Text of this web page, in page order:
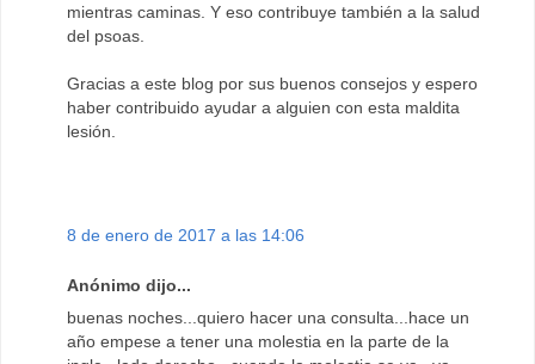
mientras caminas. Y eso contribuye también a la salud
del psoas.
Gracias a este blog por sus buenos consejos y espero
haber contribuido ayudar a alguien con esta maldita
lesión.
8 de enero de 2017 a las 14:06
Anónimo dijo...
buenas noches...quiero hacer una consulta...hace un
año empese a tener una molestia en la parte de la